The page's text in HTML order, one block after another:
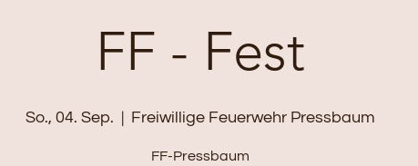
FF - Fest
So., 04. Sep.
  |
Freiwillige Feuerwehr Pressbaum
FF-Pressbaum